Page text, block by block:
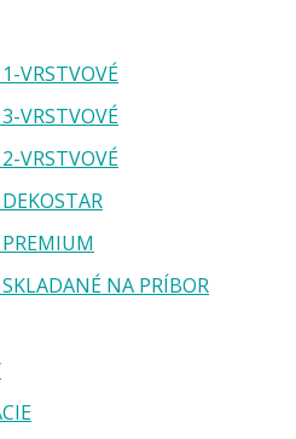
VRSTVOVÉ
VRSTVOVÉ
VRSTVOVÉ
NA PRÍBOR